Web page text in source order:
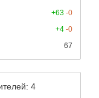
+63 -0
+4 -0
67
4